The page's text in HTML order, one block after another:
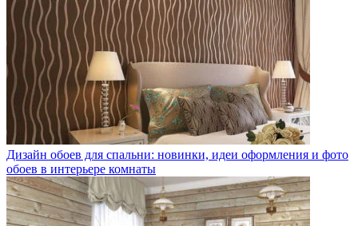
Дизайн обоев для спальни: новинки, идеи оформления и фото
обоев в интерьере комнаты